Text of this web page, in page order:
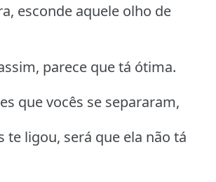
esconde aquele olho de
parece que tá ótima.
que vocês se separaram,
te ligou, será que ela não tá